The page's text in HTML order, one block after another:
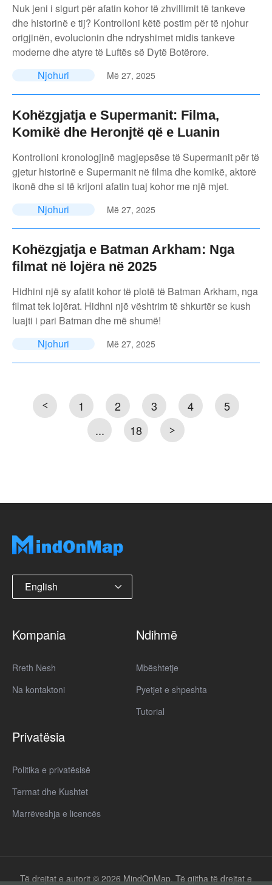
Nuk jeni i sigurt për afatin kohor të zhvillimit të tankeve
dhe historinë e tij? Kontrolloni këtë postim për të njohur
origjinën, evolucionin dhe ndryshimet midis tankeve
moderne dhe atyre të Luftës së Dytë Botërore.
Njohuri
Më 27, 2025
Kohëzgjatja e Supermanit: Filma,
Komikë dhe Heronjtë që e Luanin
Kontrolloni kronologjinë magjepsëse të Supermanit për të
gjetur historinë e Supermanit në filma dhe komikë, aktorë
ikonë dhe si të krijoni afatin tuaj kohor me një mjet.
Njohuri
Më 27, 2025
Kohëzgjatja e Batman Arkham: Nga
filmat në lojëra në 2025
Hidhini një sy afatit kohor të plotë të Batman Arkham, nga
filmat tek lojërat. Hidhni një vështrim të shkurtër se kush
luajti i pari Batman dhe më shumë!
Njohuri
Më 27, 2025
1 2 3 4
5
...
18
English
Kompania
Rreth Nesh
Na kontaktoni
Ndihmë
Mbështetje
Pyetjet e shpeshta
Tutorial
Privatësia
Politika e privatësisë
Termat dhe Kushtet
Marrëveshja e licencës
Të drejtat e autorit © 2026 MindOnMap. Të gjitha të drejtat e